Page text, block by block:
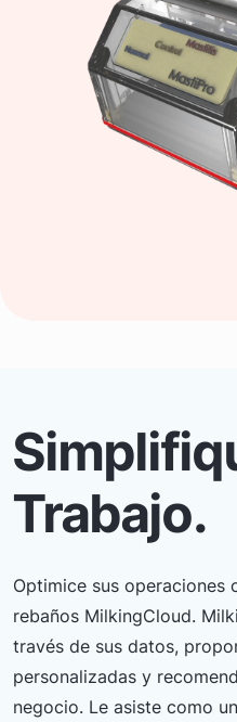
Trabajo.
Optimice sus operaciones
rebaños MilkingCloud.
través de sus datos,
personalizadas y
negocio. Le asiste como